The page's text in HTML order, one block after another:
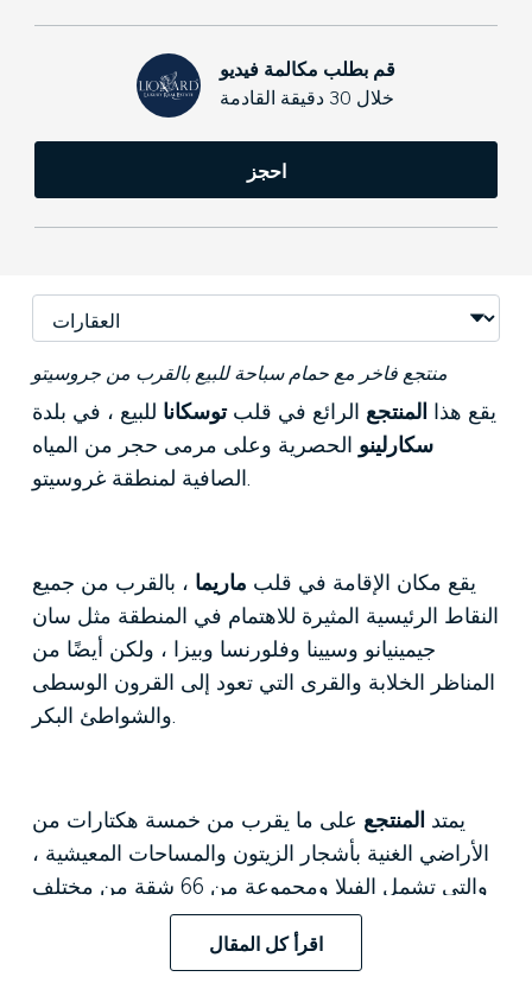
قم بطلب مكالمة فيديو
خلال 30 دقيقة القادمة
احجز
منتجع فاخر مع حمام سباحة للبيع بالقرب من جروسيتو
يقع هذا المنتجع الرائع في قلبتوسكانا للبيع ، في بلدة
سكارلينو الحصرية وعلى مرمى حجر من المياه
الصافية لمنطقة غروسيتو.
يقع مكان الإقامة في قلب ماريما ، بالقرب من جميع
النقاط الرئيسية المثيرة للاهتمام في المنطقة مثل سان
جيمينيانو وسيينا وفلورنسا وبيزا ، ولكن أيضًا من
المناظر الخلابة والقرى التي تعود إلى القرون الوسطى
والشواطئ البكر.
يمتد المنتجع على ما يقرب من خمسة هكتارات من
الأراضي الغنية بأشجار الزيتون والمساحات المعيشية ،
والتي تشمل الفيلا ومجموعة من 66 شقة من مختلف
الأحجام التي تتطور على طول التل ، وتبلغ مساحتها
اقرأ كل المقال